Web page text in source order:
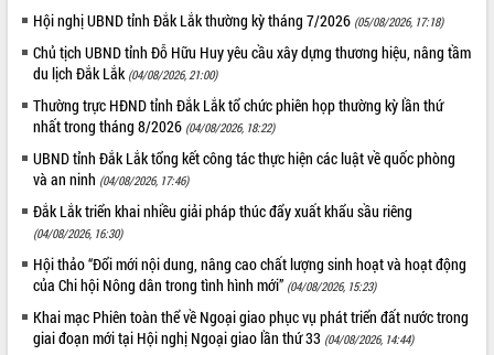
Hội nghị UBND tỉnh Đắk Lắk thường kỳ tháng 7/2026 (05/08/2026, 17:18)
Chủ tịch UBND tỉnh Đỗ Hữu Huy yêu cầu xây dựng thương hiệu, nâng tầm
du lịch Đắk Lắk (04/08/2026, 21:00)
Thường trực HĐND tỉnh Đắk Lắk tổ chức phiên họp thường kỳ lần thứ
nhất trong tháng 8/2026 (04/08/2026, 18:22)
UBND tỉnh Đắk Lắk tổng kết công tác thực hiện các luật về quốc phòng
và an ninh (04/08/2026, 17:46)
Đắk Lắk triển khai nhiều giải pháp thúc đẩy xuất khẩu sầu riêng
(04/08/2026, 16:30)
Hội thảo “Đổi mới nội dung, nâng cao chất lượng sinh hoạt và hoạt động
của Chi hội Nông dân trong tình hình mới” (04/08/2026, 15:23)
Khai mạc Phiên toàn thể về Ngoại giao phục vụ phát triển đất nước trong
giai đoạn mới tại Hội nghị Ngoại giao lần thứ 33 (04/08/2026, 14:44)